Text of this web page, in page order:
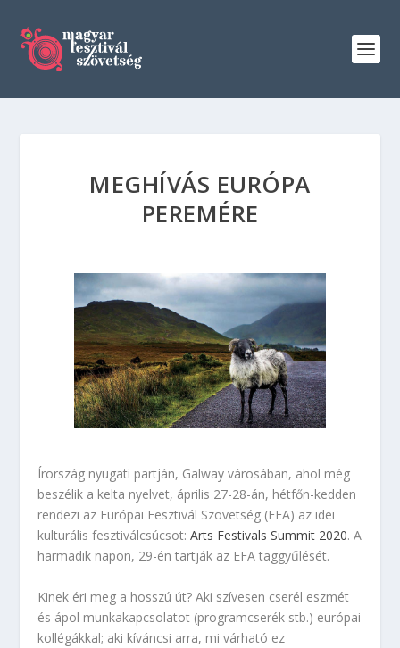
MEGHÍVÁS EURÓPA
PEREMÉRE
Írország nyugati partján, Galway városában, ahol még
beszélik a kelta nyelvet, április 27-28-án, hétfőn-kedden
rendezi az Európai Fesztivál Szövetség (EFA) az idei
kulturális fesztiválcsúcsot:Arts Festivals Summit 2020. A
harmadik napon, 29-én tartják az EFA taggyűlését.
Kinek éri meg a hosszú út? Aki szívesen cserél eszmét
és ápol munkakapcsolatot (programcserék stb.) európai
kollégákkal; aki kíváncsi arra, mi várható ez